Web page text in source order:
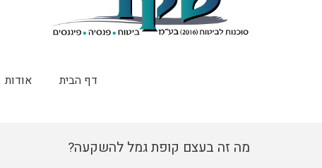
דף הבית אודות
מה זה בעצם קופת גמל להשקעה?